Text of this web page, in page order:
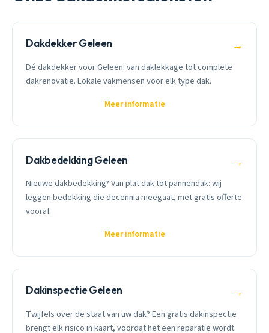
Dakdekker Geleen →
Dé dakdekker voor Geleen: van daklekkage tot complete
dakrenovatie. Lokale vakmensen voor elk type dak.
Meer informatie
Dakbedekking Geleen →
Nieuwe dakbedekking? Van plat dak tot pannendak: wij
leggen bedekking die decennia meegaat, met gratis offerte
vooraf.
Meer informatie
Dakinspectie Geleen →
Twijfels over de staat van uw dak? Een gratis dakinspectie
brengt elk risico in kaart, voordat het een reparatie wordt.